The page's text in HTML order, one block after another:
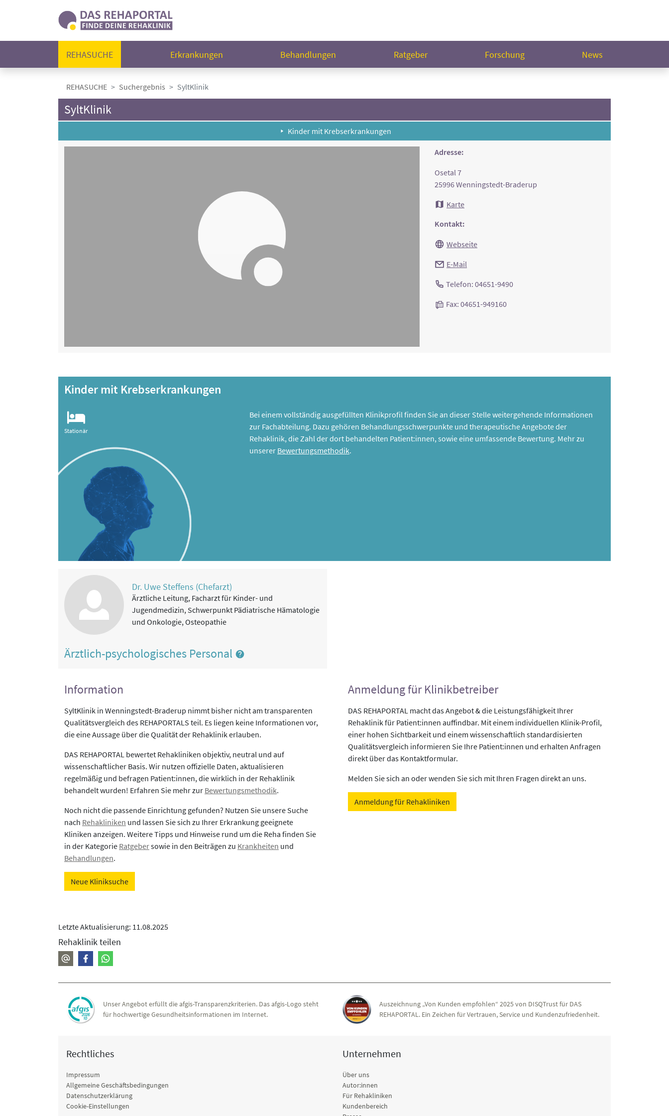
REHASUCHE Erkrankungen Behandlungen Ratgeber Forschung News
REHASUCHE Suchergebnis SyltKlinik
SyltKlinik
Kinder mit Krebserkrankungen
Adresse:
Osetal 7
25996 Wenningstedt-Braderup
Karte
Kontakt:
Webseite
E-Mail
Telefon: 04651-9490
Fax: 04651-949160
Kinder mit Krebserkrankungen
Stationär
Bei einem vollständig ausgefüllten Klinikprofil finden Sie an dieser Stelle weitergehende Informationen
zur Fachabteilung. Dazu gehören Behandlungsschwerpunkte und therapeutische Angebote der
Rehaklinik, die Zahl der dort behandelten Patient:innen, sowie eine umfassende Bewertung. Mehr zu
unserer Bewertungsmethodik.
Dr. Uwe Steffens (Chefarzt)
Ärztliche Leitung, Facharzt für Kinder- und
Jugendmedizin, Schwerpunkt Pädiatrische Hämatologie
und Onkologie, Osteopathie
Ärztlich-psychologisches Personal
Information
SyltKlinik in Wenningstedt-Braderup nimmt bisher nicht am transparenten
Qualitätsvergleich des REHAPORTALS teil. Es liegen keine Informationen vor,
die eine Aussage über die Qualität der Rehaklinik erlauben.
DAS REHAPORTAL bewertet Rehakliniken objektiv, neutral und auf
wissenschaftlicher Basis. Wir nutzen offizielle Daten, aktualisieren
regelmäßig und befragen Patient:innen, die wirklich in der Rehaklinik
behandelt wurden! Erfahren Sie mehr zur Bewertungsmethodik.
Noch nicht die passende Einrichtung gefunden? Nutzen Sie unsere Suche
nach Rehakliniken und lassen Sie sich zu Ihrer Erkrankung geeignete
Kliniken anzeigen. Weitere Tipps und Hinweise rund um die Reha finden Sie
in der Kategorie Ratgebersowie in den Beiträgen zu Krankheiten und
Behandlungen.
Neue Kliniksuche
Anmeldung für Klinikbetreiber
DAS REHAPORTAL macht das Angebot & die Leistungsfähigkeit Ihrer
Rehaklinik für Patient:innen auffindbar. Mit einem individuellen Klinik-Profil,
einer hohen Sichtbarkeit und einem wissenschaftlich standardisierten
Qualitätsvergleich informieren Sie Ihre Patient:innen und erhalten Anfragen
direkt über das Kontaktformular.
Melden Sie sich an oder wenden Sie sich mit Ihren Fragen direkt an uns.
Anmeldung für Rehakliniken
Letzte Aktualisierung: 11.08.2025
Rehaklinik teilen
Unser Angebot erfüllt die afgis-Transparenzkriterien. Das afgis-Logo steht
für hochwertige Gesundheitsinformationen im Internet.
Auszeichnung „Von Kunden empfohlen“ 2025 von DISQTrust für DAS
REHAPORTAL. Ein Zeichen für Vertrauen, Service und Kundenzufriedenheit.
Rechtliches
Impressum
Allgemeine Geschäftsbedingungen
Datenschutzerklärung
Cookie-Einstellungen
Unternehmen
Über uns
Autor:innen
Für Rehakliniken
Kundenbereich